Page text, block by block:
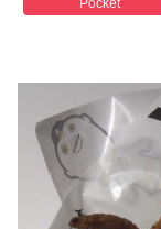
Pocket